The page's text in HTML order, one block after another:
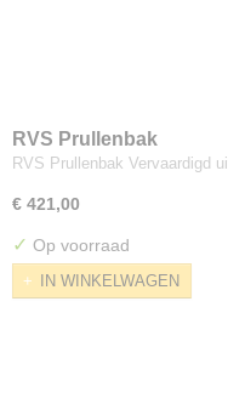
RVS Prullenbak
RVS Prullenbak Vervaardigd
€ 421,00
✓ Op voorraad
IN WINKELWAGEN